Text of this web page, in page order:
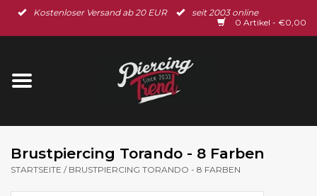
Kostenloser Versand ab 20 EUR
seit 2003 online
0 Artikel - €0,00
Startseite
Ohrschmuck
Brustpiercing Torando - 8 Farben
STARTSEITE / BRUSTPIERCING TORANDO - 8 FARBEN